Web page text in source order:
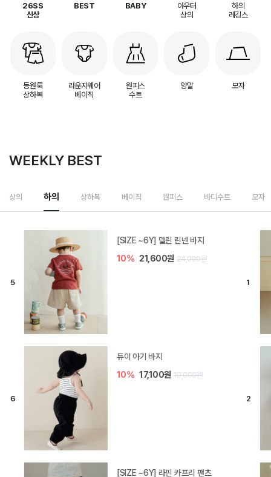
26SS
신상
BEST BABY
아우터
상의
하의
레깅스
등원룩
상하복
라운지웨어
베이직
원피스
수트
양말 모자
WEEKLY BEST
상의 하의 상하복 베이직 원피스 바디수트 모자
[SIZE ~6Y] 델린 린넨 바지
10% 21,600원 24,000원
듀이 아기 바지
10% 17,100원 19,000원
[SIZE ~6Y] 라핀 카프리 팬츠